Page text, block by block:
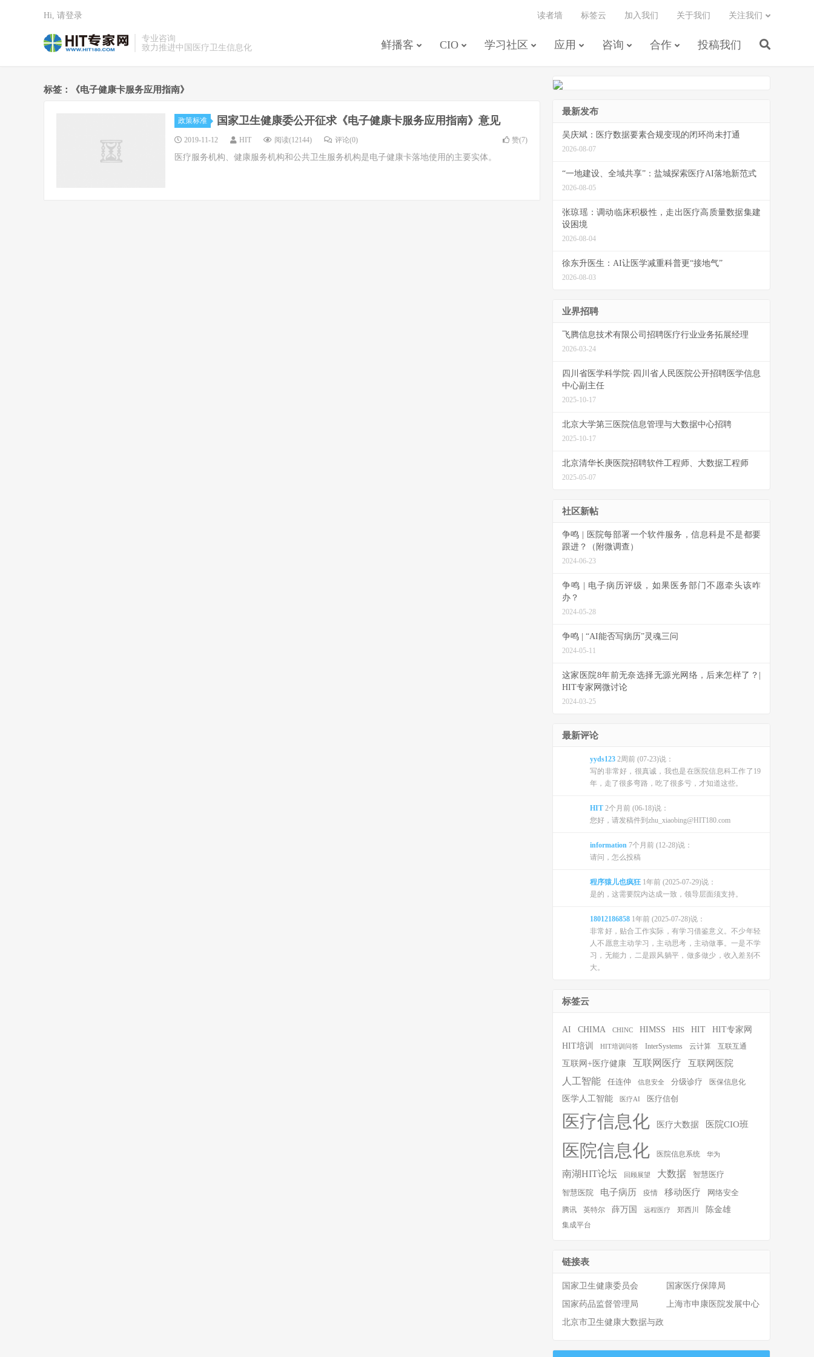
专业咨询
致力推进中国医疗卫生信息化
鲜播客 CIO 学习社区 应用 咨询 合作 投稿我们
读者墙 标签云 加入我们 关于我们 关注我们
Hi, 请登录
标签：《电子健康卡服务应用指南》
政策标准 国家卫生健康委公开征求《电子健康卡服务应用指南》意见
2019-11-12 HIT 阅读(12144) 评论(0) 赞(7)
医疗服务机构、健康服务机构和公共卫生服务机构是电子健康卡落地使用的主要实体。
最新发布
吴庆斌：医疗数据要素合规变现的闭环尚未打通
2026-08-07
“一地建设、全域共享”：盐城探索医疗AI落地新范式
2026-08-05
张琼瑶：调动临床积极性，走出医疗高质量数据集建
设困境
2026-08-04
徐东升医生：AI让医学减重科普更“接地气”
2026-08-03
业界招聘
飞腾信息技术有限公司招聘医疗行业业务拓展经理
2026-03-24
四川省医学科学院·四川省人民医院公开招聘医学信息
中心副主任
2025-10-17
北京大学第三医院信息管理与大数据中心招聘
2025-10-17
北京清华长庚医院招聘软件工程师、大数据工程师
2025-05-07
社区新帖
争鸣 | 医院每部署一个软件服务，信息科是不是都要
跟进？（附微调查）
2024-06-23
争鸣 | 电子病历评级，如果医务部门不愿牵头该咋
办？
2024-05-28
争鸣 | “AI能否写病历”灵魂三问
2024-05-11
这家医院8年前无奈选择无源光网络，后来怎样了？|
HIT专家网微讨论
2024-03-25
最新评论
yyds123 2周前 (07-23)说：
写的非常好，很真诚，我也是在医院信息科工作了19
年，走了很多弯路，吃了很多亏，才知道这些。
HIT 2个月前 (06-18)说：
您好，请发稿件到zhu_xiaobing@HIT180.com
information 7个月前 (12-28)说：
请问，怎么投稿
程序猿儿也疯狂 1年前 (2025-07-29)说：
是的，这需要院内达成一致，领导层面须支持。
18012186858 1年前 (2025-07-28)说：
非常好，贴合工作实际，有学习借鉴意义。不少年轻
人不愿意主动学习，主动思考，主动做事。一是不学
习，无能力，二是跟风躺平，做多做少，收入差别不
大。
标签云
AI CHIMA CHINC HIMSS HIS HIT HIT专家网
HIT培训 HIT培训问答 InterSystems 云计算 互联互通
互联网+医疗健康 互联网医疗 互联网医院
人工智能 任连仲 信息安全 分级诊疗 医保信息化
医学人工智能 医疗AI 医疗信创
医疗信息化 医疗大数据 医院CIO班
医院信息化 医院信息系统 华为
南湖HIT论坛 回顾展望 大数据 智慧医疗
智慧医院 电子病历 疫情 移动医疗
网络安全
腾讯
英特尔 薛万国 远程医疗 郑西川 陈金雄
集成平台
链接表
国家卫生健康委员会
国家医疗保障局
国家药品监督管理局
上海市申康医院发展中心
北京市卫生健康大数据与政